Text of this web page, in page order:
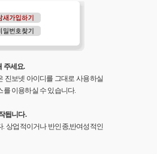
주세요.
진보넷 아이디를 그대로 사용하실
를 이용하실 수 있습니다.
됩니다.
상업적이거나 반인종,반여성적인